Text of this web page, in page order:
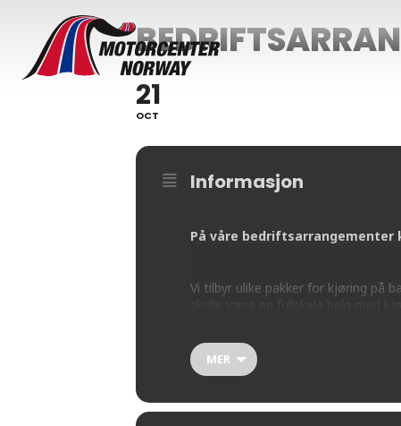
21
OCT
Informasjon
På våre bedriftsarrangementer
Vi tilbyr ulike pakker for kjøring på
skulle være en fullskala helg med
Ta kontakt for en lavterskel prat
MER